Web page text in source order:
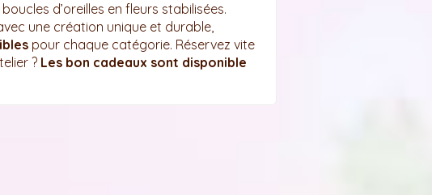
d’oreilles en fleurs stabilisées.
une création unique et durable,
pour chaque catégorie. Réservez vite
? Les bon cadeaux sont disponible